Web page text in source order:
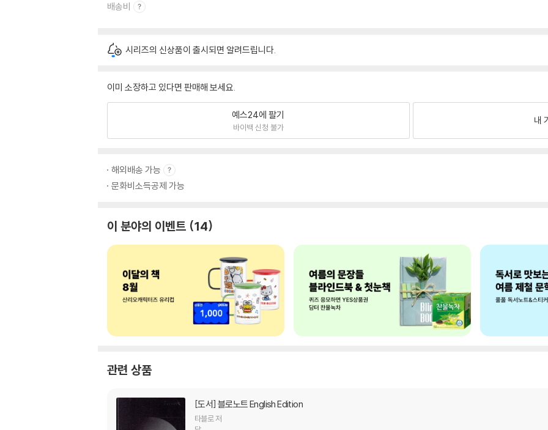
배송비
시리즈의 신상품이 출시되면 알려드립니다.
이미 소장하고 있다면 판매해 보세요.
예스24에 팔기
바이백 신청 불가
내
해외배송 가능
문화비소득공제 가능
이 분야의 이벤트 14
관련 상품
[도서] 블로노트 English Edition
타블로 저